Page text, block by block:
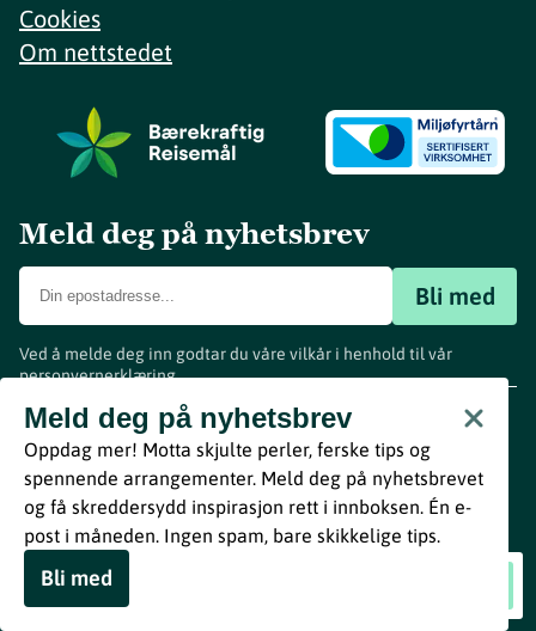
Feumer – Restaurant & Vinbar
Cookies
Om nettstedet
Meld deg på nyhetsbrev
Bli med
Ved å melde deg inn godtar du våre vilkår i henhold til vår
personvernerklæring.
Meld deg på nyhetsbrev
Oppdag mer! Motta skjulte perler, ferske tips og
spennende arrangementer. Meld deg på nyhetsbrevet
og få skreddersydd inspirasjon rett i innboksen. Én e-
post i måneden. Ingen spam, bare skikkelige tips.
Bli med
www.visitvestfold.com
Turistinformasjon
Vestfold Fylkeskommune
ByBreakfast